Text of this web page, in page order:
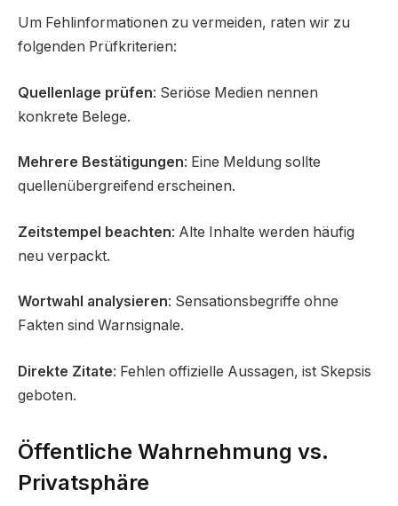
Um Fehlinformationen zu vermeiden, raten wir zu
folgenden Prüfkriterien:
Quellenlage prüfen: Seriöse Medien nennen
konkrete Belege.
Mehrere Bestätigungen: Eine Meldung sollte
quellenübergreifend erscheinen.
Zeitstempel beachten: Alte Inhalte werden häufig
neu verpackt.
Wortwahl analysieren: Sensationsbegriffe ohne
Fakten sind Warnsignale.
Direkte Zitate: Fehlen offizielle Aussagen, ist Skepsis
geboten.
Öffentliche Wahrnehmung vs.
Privatsphäre